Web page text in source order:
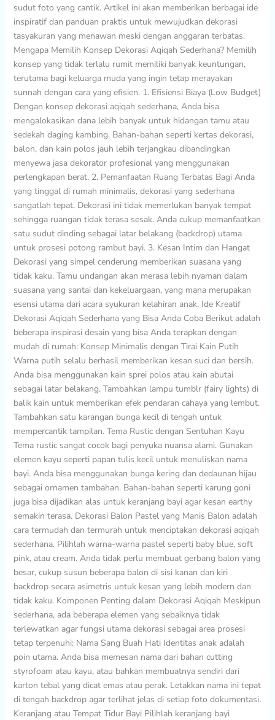
sudut foto yang cantik. Artikel ini akan memberikan berbagai ide
inspiratif dan panduan praktis untuk mewujudkan dekorasi
tasyakuran yang menawan meski dengan anggaran terbatas.
Mengapa Memilih Konsep Dekorasi Aqiqah Sederhana? Memilih
konsep yang tidak terlalu rumit memiliki banyak keuntungan,
terutama bagi keluarga muda yang ingin tetap merayakan
sunnah dengan cara yang efisien. 1. Efisiensi Biaya (Low Budget)
Dengan konsep dekorasi aqiqah sederhana, Anda bisa
mengalokasikan dana lebih banyak untuk hidangan tamu atau
sedekah daging kambing. Bahan-bahan seperti kertas dekorasi,
balon, dan kain polos jauh lebih terjangkau dibandingkan
menyewa jasa dekorator profesional yang menggunakan
perlengkapan berat. 2. Pemanfaatan Ruang Terbatas Bagi Anda
yang tinggal di rumah minimalis, dekorasi yang sederhana
sangatlah tepat. Dekorasi ini tidak memerlukan banyak tempat
sehingga ruangan tidak terasa sesak. Anda cukup memanfaatkan
satu sudut dinding sebagai latar belakang (backdrop) utama
untuk prosesi potong rambut bayi. 3. Kesan Intim dan Hangat
Dekorasi yang simpel cenderung memberikan suasana yang
tidak kaku. Tamu undangan akan merasa lebih nyaman dalam
suasana yang santai dan kekeluargaan, yang mana merupakan
esensi utama dari acara syukuran kelahiran anak. Ide Kreatif
Dekorasi Aqiqah Sederhana yang Bisa Anda Coba Berikut adalah
beberapa inspirasi desain yang bisa Anda terapkan dengan
mudah di rumah: Konsep Minimalis dengan Tirai Kain Putih
Warna putih selalu berhasil memberikan kesan suci dan bersih.
Anda bisa menggunakan kain sprei polos atau kain abutai
sebagai latar belakang. Tambahkan lampu tumblr (fairy lights) di
balik kain untuk memberikan efek pendaran cahaya yang lembut.
Tambahkan satu karangan bunga kecil di tengah untuk
mempercantik tampilan. Tema Rustic dengan Sentuhan Kayu
Tema rustic sangat cocok bagi penyuka nuansa alami. Gunakan
elemen kayu seperti papan tulis kecil untuk menuliskan nama
bayi. Anda bisa menggunakan bunga kering dan dedaunan hijau
sebagai ornamen tambahan. Bahan-bahan seperti karung goni
juga bisa dijadikan alas untuk keranjang bayi agar kesan earthy
semakin terasa. Dekorasi Balon Pastel yang Manis Balon adalah
cara termudah dan termurah untuk menciptakan dekorasi aqiqah
sederhana. Pilihlah warna-warna pastel seperti baby blue, soft
pink, atau cream. Anda tidak perlu membuat gerbang balon yang
besar, cukup susun beberapa balon di sisi kanan dan kiri
backdrop secara asimetris untuk kesan yang lebih modern dan
tidak kaku. Komponen Penting dalam Dekorasi Aqiqah Meskipun
sederhana, ada beberapa elemen yang sebaiknya tidak
terlewatkan agar fungsi utama dekorasi sebagai area prosesi
tetap terpenuhi: Nama Sang Buah Hati Identitas anak adalah
poin utama. Anda bisa memesan nama dari bahan cutting
styrofoam atau kayu, atau bahkan membuatnya sendiri dari
karton tebal yang dicat emas atau perak. Letakkan nama ini tepat
di tengah backdrop agar terlihat jelas di setiap foto dokumentasi.
Keranjang atau Tempat Tidur Bayi Pilihlah keranjang bayi